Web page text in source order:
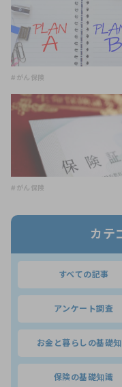
#がん保険
#がん保険
カテ
すべての記事
アンケート調査
お金と暮らしの基礎
保険の基礎知識